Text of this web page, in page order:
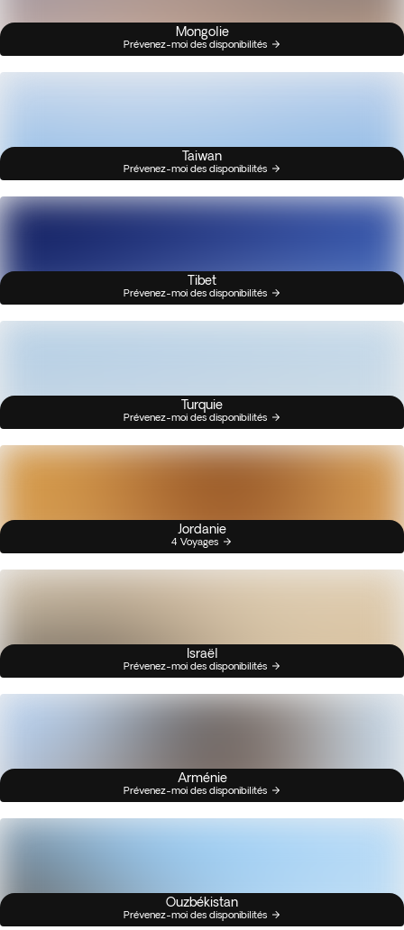
Mongolie
Prévenez-moi des disponibilités
Taiwan
Prévenez-moi des disponibilités
Tibet
Prévenez-moi des disponibilités
Turquie
Prévenez-moi des disponibilités
Jordanie
4 Voyages
Israël
Prévenez-moi des disponibilités
Arménie
Prévenez-moi des disponibilités
Ouzbékistan
Prévenez-moi des disponibilités